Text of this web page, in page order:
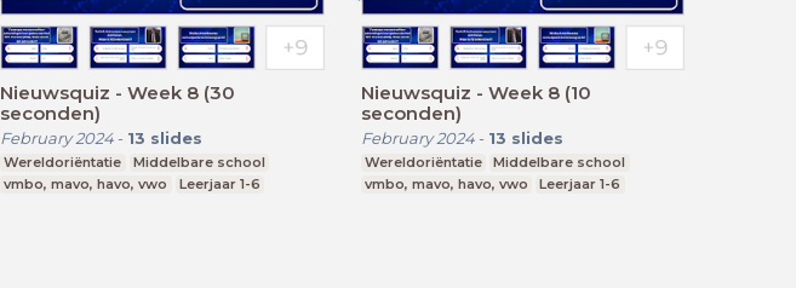
Nieuwsquiz - Week 8 (30
seconden)
February 2024- 13 slides
Wereldoriëntatie
Middelbare school
vmbo, mavo, havo, vwo
Leerjaar 1-6
Nieuwsquiz - Week 8 (10
seconden)
February 2024- 13 slides
Wereldoriëntatie
Middelbare school
vmbo, mavo, havo, vwo
Leerjaar 1-6